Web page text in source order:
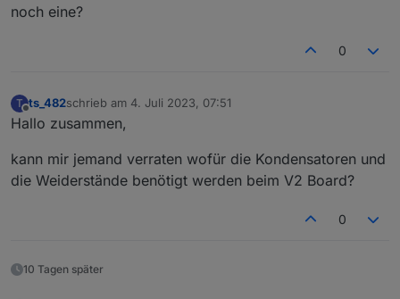
noch eine?
0
T
Offline
ts_482schrieb am 4. Juli 2023, 07:51
zuletzt editiert von
Hallo zusammen,
kann mir jemand verraten wofür die Kondensatoren und
die Weiderstände benötigt werden beim V2 Board?
0
10 Tagen später